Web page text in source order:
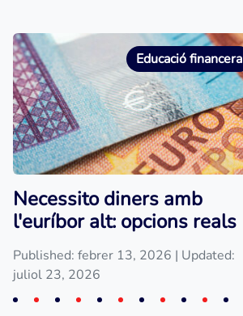
Educació financera
Necessito diners amb
l'euríbor alt: opcions reals
Published: febrer 13, 2026 | Updated:
juliol 23, 2026